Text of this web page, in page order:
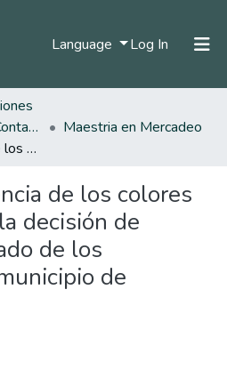
Language Log In (current)
Facultad de Ciencias Contables Económicas y Administrativas
Maestria en Mercadeo
Grado de influencia de los colores de la marca en la decisión de compra de calzado de los habitantes del municipio de Girardot.
de los colores
decisión de
de los
de